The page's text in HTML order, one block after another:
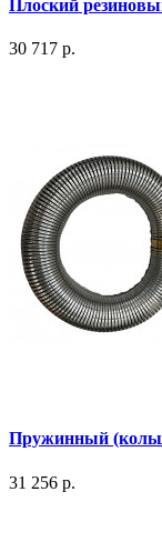
Плоский
30 717 р.
Пружинный
31 256 р.